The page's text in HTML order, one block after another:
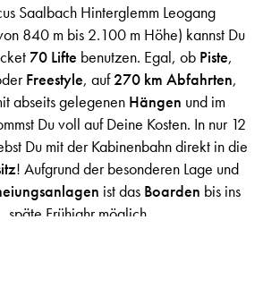
Saalbach Hinterglemm Leogang
840 m bis 2.100 m Höhe) kannst Du
70 Lifte benutzen. Egal, ob Piste,
Freestyle, auf270 km Abfahrten,
abseits gelegenen Hängen und im
Du voll auf Deine Kosten. In nur 12
Du mit der Kabinenbahn direkt in die
! Aufgrund der besonderen Lage und
ist das Boarden bis ins
späte Frühjahr möglich.